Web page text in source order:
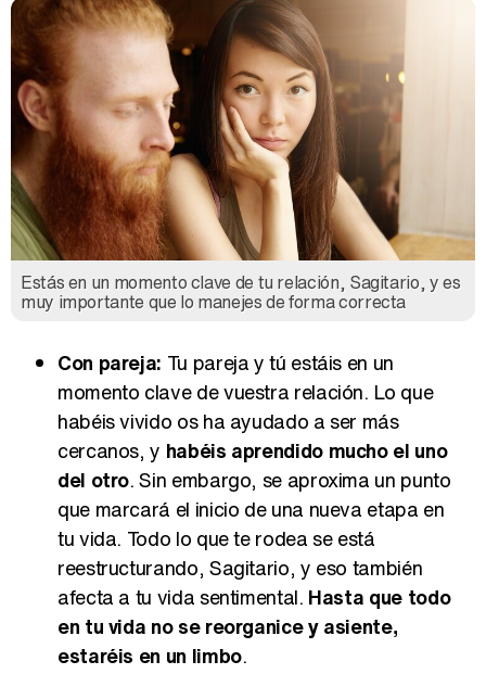
Estás en un momento clave de tu relación, Sagitario, y es
muy importante que lo manejes de forma correcta
Con pareja: Tu pareja y tú estáis en un
momento clave de vuestra relación. Lo que
habéis vivido os ha ayudado a ser más
cercanos, y habéis aprendido mucho el uno
del otro. Sin embargo, se aproxima un punto
que marcará el inicio de una nueva etapa en
tu vida. Todo lo que te rodea se está
reestructurando, Sagitario, y eso también
afecta a tu vida sentimental. Hasta que todo
en tu vida no se reorganice y asiente,
estaréis en un limbo.